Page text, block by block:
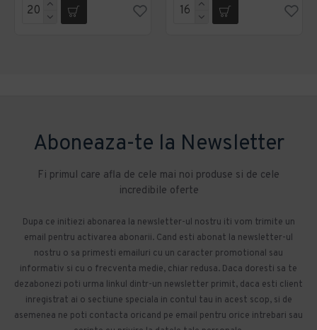
Aboneaza-te la Newsletter
Fi primul care afla de cele mai noi produse si de cele
incredibile oferte
Dupa ce initiezi abonarea la newsletter-ul nostru iti vom trimite un
email pentru activarea abonarii. Cand esti abonat la newsletter-ul
nostru o sa primesti emailuri cu un caracter promotional sau
informativ si cu o frecventa medie, chiar redusa. Daca doresti sa te
dezabonezi poti urma linkul dintr-un newsletter primit, daca esti client
inregistrat ai o sectiune speciala in contul tau in acest scop, si de
asemenea ne poti contacta oricand pe email pentru orice intrebari sau